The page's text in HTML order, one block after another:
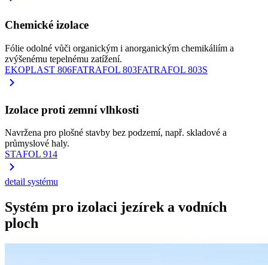
Chemické izolace
Fólie odolné vůči organickým i anorganickým chemikáliím a
zvýšenému tepelnému zatížení.
EKOPLAST 806FATRAFOL 803FATRAFOL 803S
Izolace proti zemní vlhkosti
Navržena pro plošné stavby bez podzemí, např. skladové a
průmyslové haly.
STAFOL 914
detail systému
Systém pro izolaci jezírek a vodních
ploch